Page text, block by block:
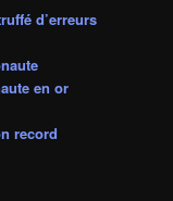
d’erreurs
en or
record